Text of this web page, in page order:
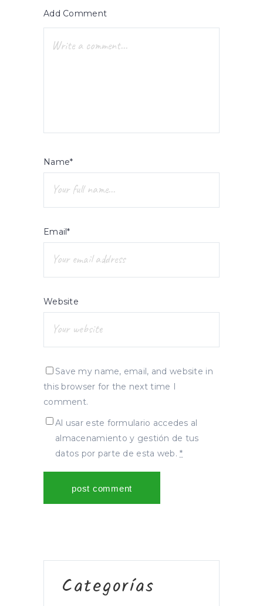
Add Comment
Name*
Email*
Website
Save my name, email, and website in
this browser for the next time I
comment.
Al usar este formulario accedes al
almacenamiento y gestión de tus
datos por parte de esta web.*
Categorías